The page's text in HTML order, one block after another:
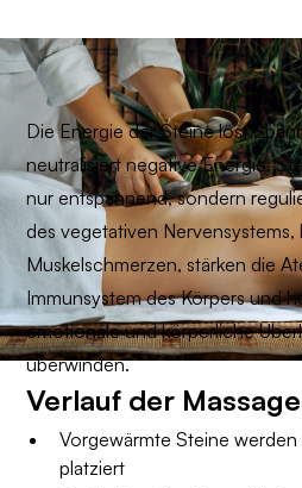
Die Energie der Steine löst
neutralisiert negative Energie.
nur entspannend, sondern
des vegetativen Nervensystems,
Muskelschmerzen, stärken die
Immunsystem des Körpers und
emotionale und körperliche
überwinden.
Verlauf der Massage
Vorgewärmte Steine
platziert